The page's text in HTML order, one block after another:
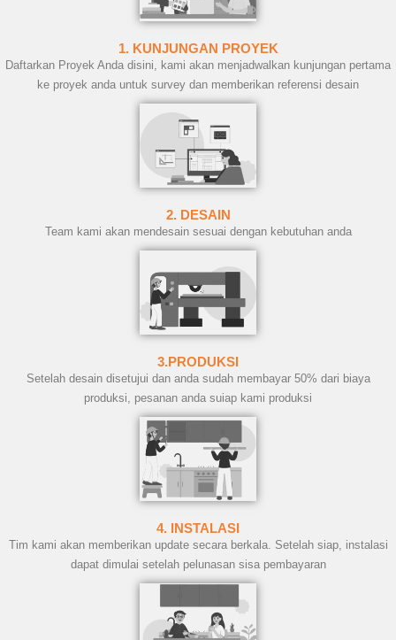
1. KUNJUNGAN PROYEK
Daftarkan Proyek Anda disini, kami akan menjadwalkan kunjungan pertama
ke proyek anda untuk survey dan memberikan referensi desain
2. DESAIN
Team kami akan mendesain sesuai dengan kebutuhan anda
3.PRODUKSI
Setelah desain disetujui dan anda sudah membayar 50% dari biaya
produksi, pesanan anda suiap kami produksi
4. INSTALASI
Tim kami akan memberikan update secara berkala. Setelah siap, instalasi
dapat dimulai setelah pelunasan sisa pembayaran